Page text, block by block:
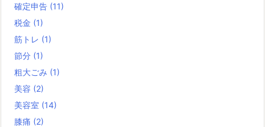
確定申告 (11)
税金 (1)
筋トレ (1)
節分 (1)
粗大ごみ (1)
美容 (2)
美容室 (14)
膝痛 (2)